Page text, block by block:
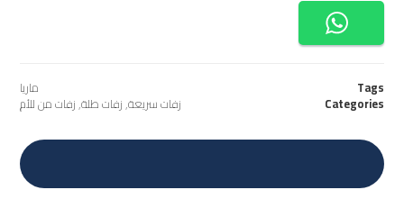
Tags ماريا
Categories زفات سريعة,زفات طلة,زفات من للأم